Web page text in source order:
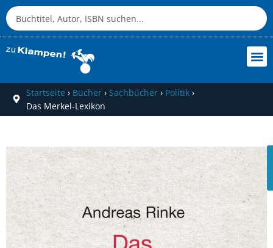
Startseite › Bücher› Sachbücher› Politik›
Das Merkel-Lexikon